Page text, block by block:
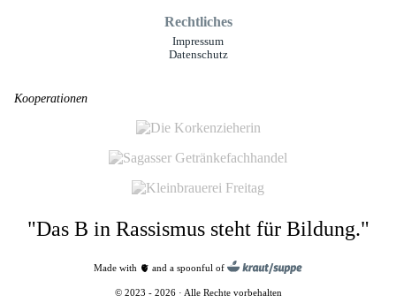
Rechtliches
Impressum
Datenschutz
Kooperationen
"Das B in Rassismus steht für Bildung."
Made with 🫀 and a spoonful of
© 2023 - 2026 · Alle Rechte vorbehalten